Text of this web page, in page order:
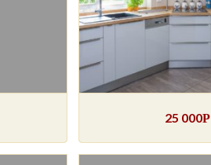
25 000Р